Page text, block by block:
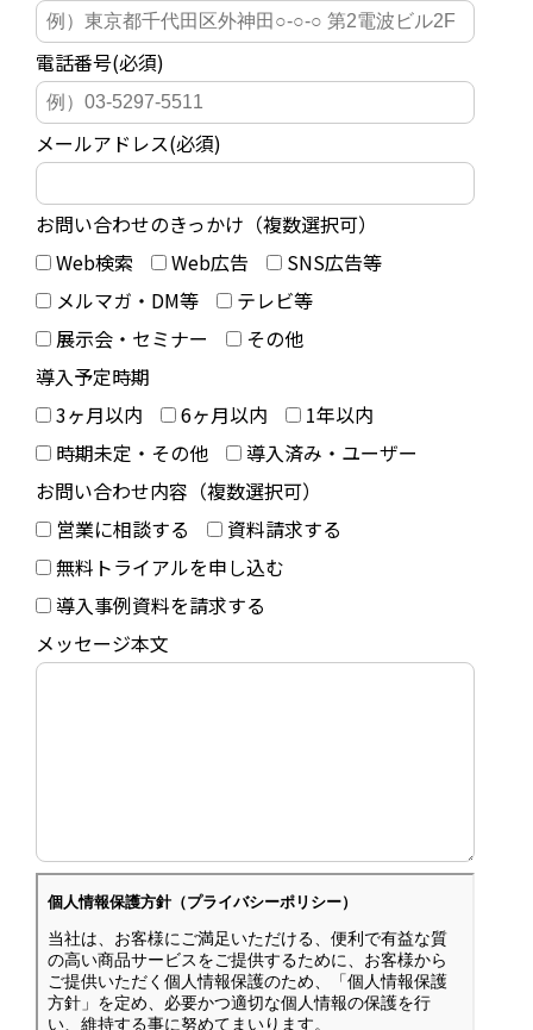
電話番号(必須)
メールアドレス(必須)
お問い合わせのきっかけ（複数選択可）
Web検索
Web広告
SNS広告等
メルマガ・DM等
テレビ等
展示会・セミナー
その他
導入予定時期
3ヶ月以内
6ヶ月以内
1年以内
時期未定・その他
導入済み・ユーザー
お問い合わせ内容（複数選択可）
営業に相談する
資料請求する
無料トライアルを申し込む
導入事例資料を請求する
メッセージ本文